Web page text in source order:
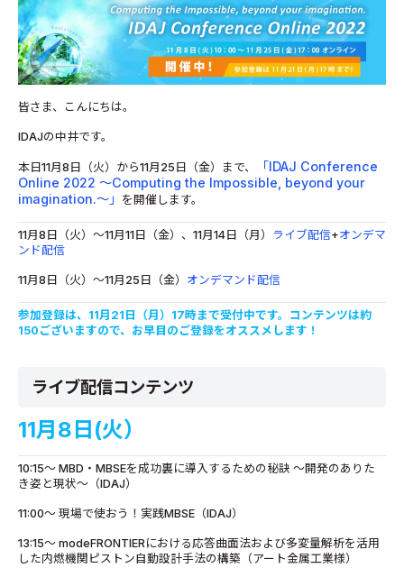
皆さま、こんにちは。
IDAJの中井です。
本日11月8日（火）から11月25日（金）まで、
「IDAJ Conference
Online 2022 ～Computing the Impossible, beyond your
imagination.～」
を開催します。
11月8日（火）～11月11日（金）、11月14日（月） ライブ配信+オンデマ
ンド配信
11月8日（火）～11月25日（金） オンデマンド配信
参加登録は、11月21日（月）17時まで受付中です。コンテンツは約
150ございますので、お早目のご登録をオススメします！
ライブ配信コンテンツ
11月8日(火）
10:15～ MBD・MBSEを成功裏に導入するための秘訣 ～開発のありた
き姿と現状～（IDAJ）
11:00～ 現場で使おう！実践MBSE（IDAJ）
13:15～ modeFRONTIERにおける応答曲面法および多変量解析を活用
した内燃機関ピストン自動設計手法の構築（アート金属工業様）